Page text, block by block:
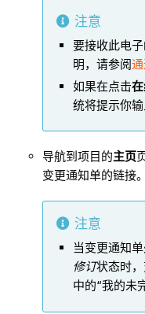
注意
要接收此电
明，请参阅
如果在点击
统将提示你输
导航到项目的主页
变更通知单的链接
注意
当变更通知
修订状态时
中的“我的未